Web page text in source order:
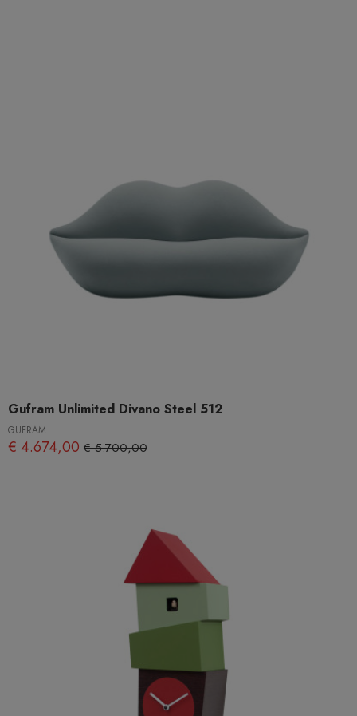
Gufram Unlimited Divano Steel 512
GUFRAM
€ 4.674,00 € 5.700,00